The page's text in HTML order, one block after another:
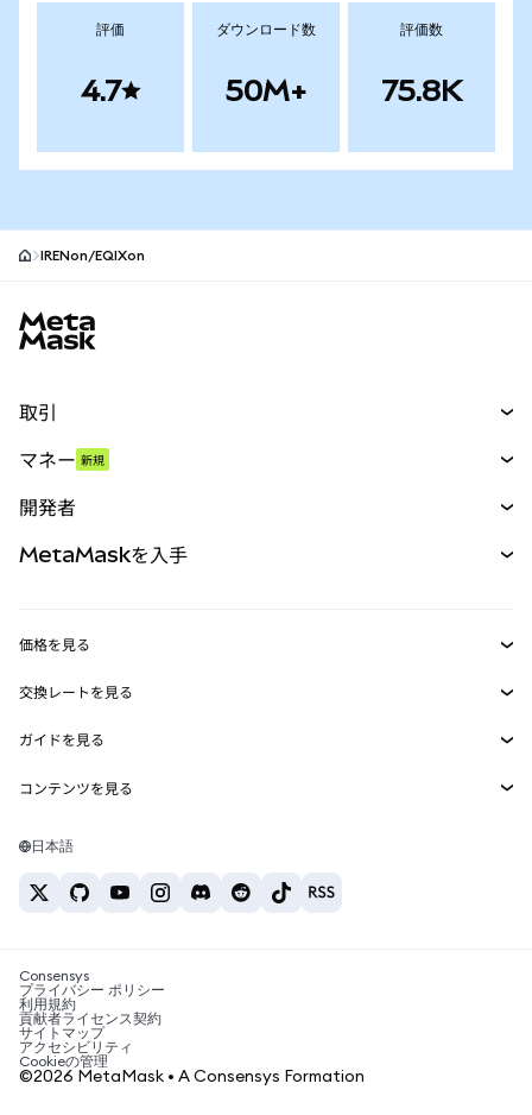
評価
4.7
ダウンロード数
50M+
評価数
75.8K
IRENon/EQIXon
取引
パーペチュアル
RWA
マネー 新規
開発者
MetaMask Connect
Snaps
Web3サービス
MetaMaskを入手
セキュリティ
サポート
キャリア
お問い合わせ
価格を見る
イーサリアムの価格
Solanaの価格
Tetherの価格
交換レートを見る
ETH→USD
USDT→INR
BTC→INR
ETH→USDT
ガイドを見る
ETHの購入
USDTの購入
SHIBの購入
BNBの購入
コンテンツを見る
Solanaウォレット
税制関連ニュース
暗号資産の購入方法は？
ビットコインを売るには？
日本語
Consensys
プライバシー ポリシー
利用規約
貢献者ライセンス契約
サイトマップ
アクセシビリティ
Cookieの管理
©2026 MetaMask • A Consensys Formation